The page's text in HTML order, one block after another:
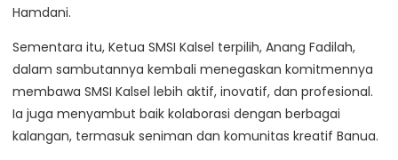
Hamdani.
Sementara itu, Ketua SMSI Kalsel terpilih, Anang Fadilah,
dalam sambutannya kembali menegaskan komitmennya
membawa SMSI Kalsel lebih aktif, inovatif, dan profesional.
Ia juga menyambut baik kolaborasi dengan berbagai
kalangan, termasuk seniman dan komunitas kreatif Banua.